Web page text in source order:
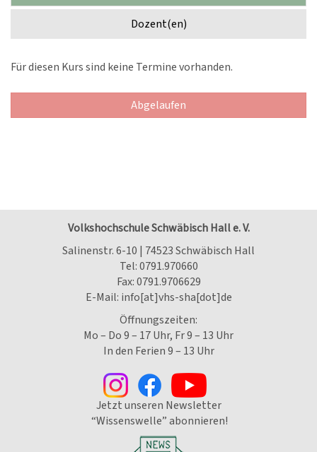
Dozent(en)
Für diesen Kurs sind keine Termine vorhanden.
Abgelaufen
Volkshochschule Schwäbisch Hall e. V.
Salinenstr. 6-10 | 74523 Schwäbisch Hall
Tel:0791.970660
Fax: 0791.9706629
E-Mail: info[at]vhs-sha[dot]de
Öffnungszeiten:
Mo – Do 9 – 17 Uhr, Fr 9 – 13 Uhr
In den Ferien 9 – 13 Uhr
Jetzt unseren Newsletter
“Wissenswelle” abonnieren!